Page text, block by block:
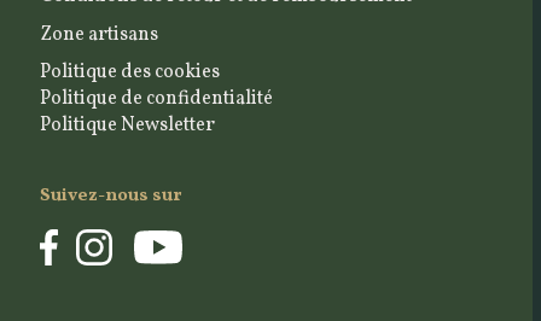
Zone artisans
Politique des cookies
Politique de confidentialité
Politique Newsletter
Suivez-nous sur